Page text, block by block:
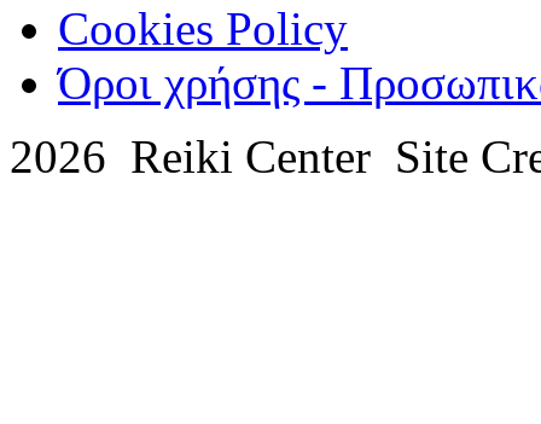
Cookies Policy
Όροι χρήσης -
2026 Reiki Center Site